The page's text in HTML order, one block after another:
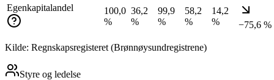
Egenkapitalandel
100,0
%
36,2
%
99,9
%
58,2
%
14,2
%
−75,6 %
Kilde: Regnskapsregisteret (Brønnøysundregistrene)
Styre og ledelse